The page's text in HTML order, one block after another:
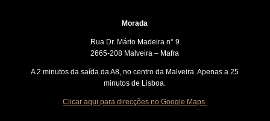
Morada
Rua Dr. Mário Madeira n° 9
2665-208 Malveira – Mafra
A 2 minutos da saída da A8, no centro da Malveira. Apenas a 25
minutos de Lisboa.
Clicar aqui para direcções no Google Maps.